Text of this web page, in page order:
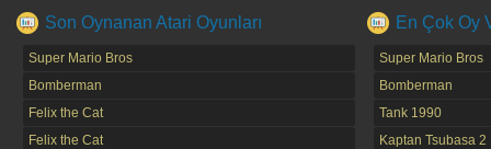
Son Oynanan Atari Oyunları
Super Mario Bros
Bomberman
Felix the Cat
Felix the Cat
En Çok Oy
Super Mario Bros
Bomberman
Tank 1990
Kaptan Tsubasa 2